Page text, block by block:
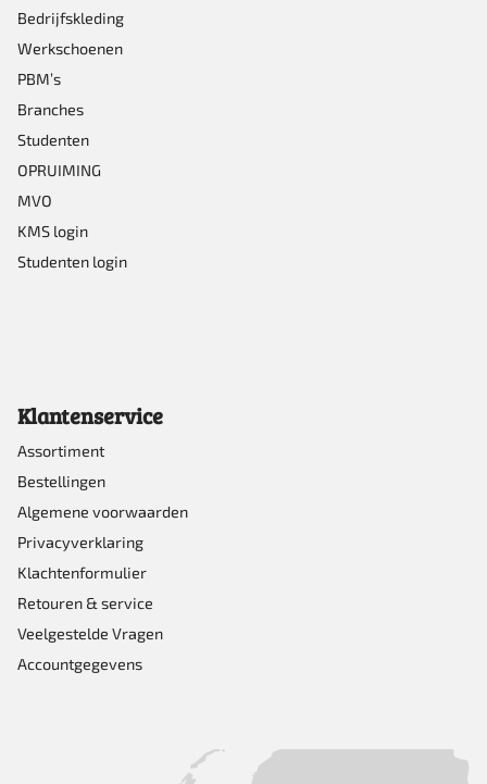
Bedrijfskleding
Werkschoenen
PBM’s
Branches
Studenten
OPRUIMING
MVO
KMS login
Studenten login
Klantenservice
Assortiment
Bestellingen
Algemene voorwaarden
Privacyverklaring
Klachtenformulier
Retouren & service
Veelgestelde Vragen
Accountgegevens